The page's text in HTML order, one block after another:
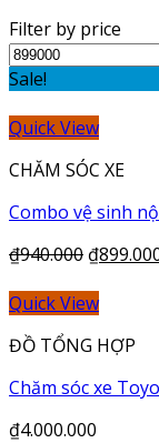
Filter by price
Min
price
Sale!
Quick View
CHĂM SÓC XE
Combo vệ sinh
₫940.000 ₫
Quick View
ĐỒ TỔNG HỢP
Chăm sóc xe
₫4.000.000